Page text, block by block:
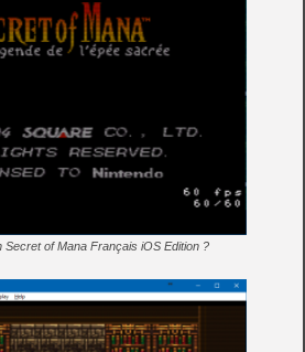
of Mana Français iOS Edition ?